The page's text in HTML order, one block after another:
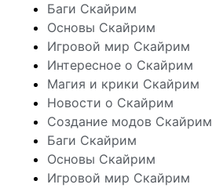
Баги Скайрим
Основы Скайрим
Игровой мир Скайрим
Интересное о Скайрим
Магия и крики Скайрим
Новости о Скайрим
Создание модов Скайрим
Баги Скайрим
Основы Скайрим
Игровой мир Скайрим